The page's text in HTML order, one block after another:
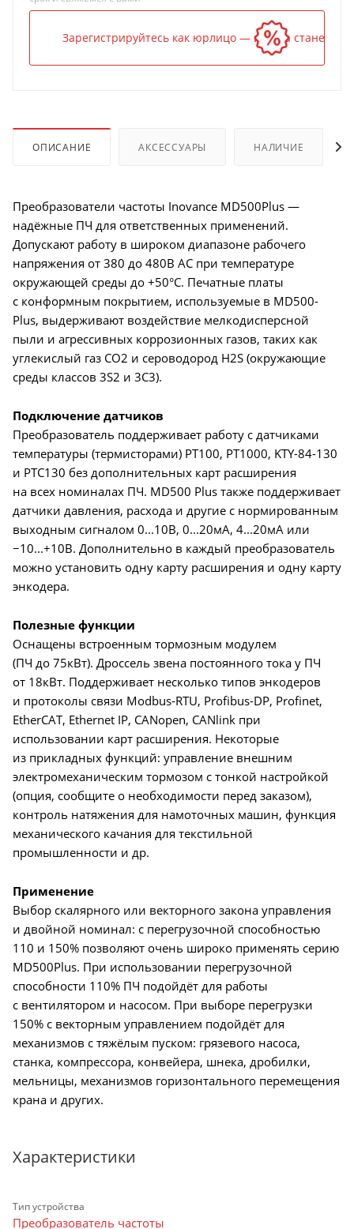
Зарегистрируйтесь как юрлицо — и цена станет
ОПИСАНИЕ АКСЕССУАРЫ НАЛИЧИЕ
Преобразователи частоты Inovance MD500Plus —
надёжные ПЧ для ответственных применений.
Допускают работу в широком диапазоне рабочего
напряжения от 380 до 480В AC при температуре
окружающей среды до +50°C. Печатные платы
с конформным покрытием, используемые в MD500-
Plus, выдерживают воздействие мелкодисперсной
пыли и агрессивных коррозионных газов, таких как
углекислый газ CO2 и сероводород H2S (окружающие
среды классов 3S2 и 3C3).
Подключение датчиков
Преобразователь поддерживает работу с датчиками
температуры (термисторами) PT100, PT1000, KTY-84-130
и PTC130 без дополнительных карт расширения
на всех номиналах ПЧ. MD500 Plus также поддерживает
датчики давления, расхода и другие с нормированным
выходным сигналом 0...10В, 0...20мА, 4...20мА или
−10...+10В. Дополнительно в каждый преобразователь
можно установить одну карту расширения и одну карту
энкодера.
Полезные функции
Оснащены встроенным тормозным модулем
(ПЧ до 75кВт). Дроссель звена постоянного тока у ПЧ
от 18кВт. Поддерживает несколько типов энкодеров
и протоколы связи Modbus-RTU, Profibus-DP, Profinet,
EtherCAT, Ethernet IP, CANopen, CANlink при
использовании карт расширения. Некоторые
из прикладных функций: управление внешним
электромеханическим тормозом с тонкой настройкой
(опция, сообщите о необходимости перед заказом),
контроль натяжения для намоточных машин, функция
механического качания для текстильной
промышленности и др.
Применение
Выбор скалярного или векторного закона управления
и двойной номинал: с перегрузочной способностью
110 и 150% позволяют очень широко применять серию
MD500Plus. При использовании перегрузочной
способности 110% ПЧ подойдёт для работы
с вентилятором и насосом. При выборе перегрузки
150% с векторным управлением подойдёт для
механизмов с тяжёлым пуском: грязевого насоса,
станка, компрессора, конвейера, шнека, дробилки,
мельницы, механизмов горизонтального перемещения
крана и других.
Характеристики
Тип устройства
Преобразователь частоты